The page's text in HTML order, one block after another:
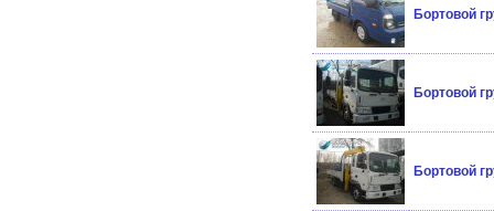
Бортовой
Бортовой
Бортовой